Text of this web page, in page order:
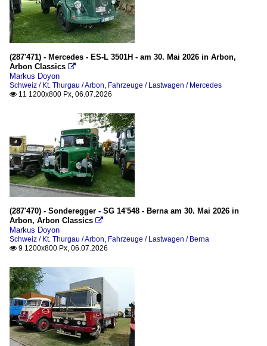
(287'471) - Mercedes - ES-L 3501H - am 30. Mai 2026 in Arbon,
Arbon Classics 
Markus Doyon
Schweiz / Kt. Thurgau / Arbon, Fahrzeuge / Lastwagen / Mercedes
 11 1200x800 Px, 06.07.2026
(287'470) - Sonderegger - SG 14'548 - Berna am 30. Mai 2026 in
Arbon, Arbon Classics 
Markus Doyon
Schweiz / Kt. Thurgau / Arbon, Fahrzeuge / Lastwagen / Berna
 9 1200x800 Px, 06.07.2026